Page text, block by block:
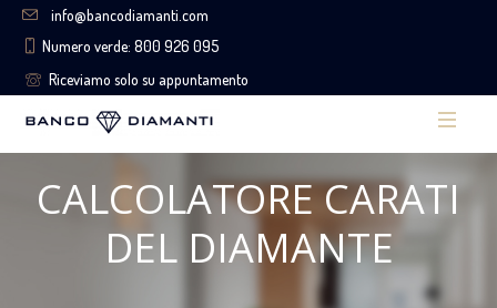
info@bancodiamanti.com
Numero verde: 800 926 095
Riceviamo solo su appuntamento
CALCOLATORE CARATI
DEL DIAMANTE